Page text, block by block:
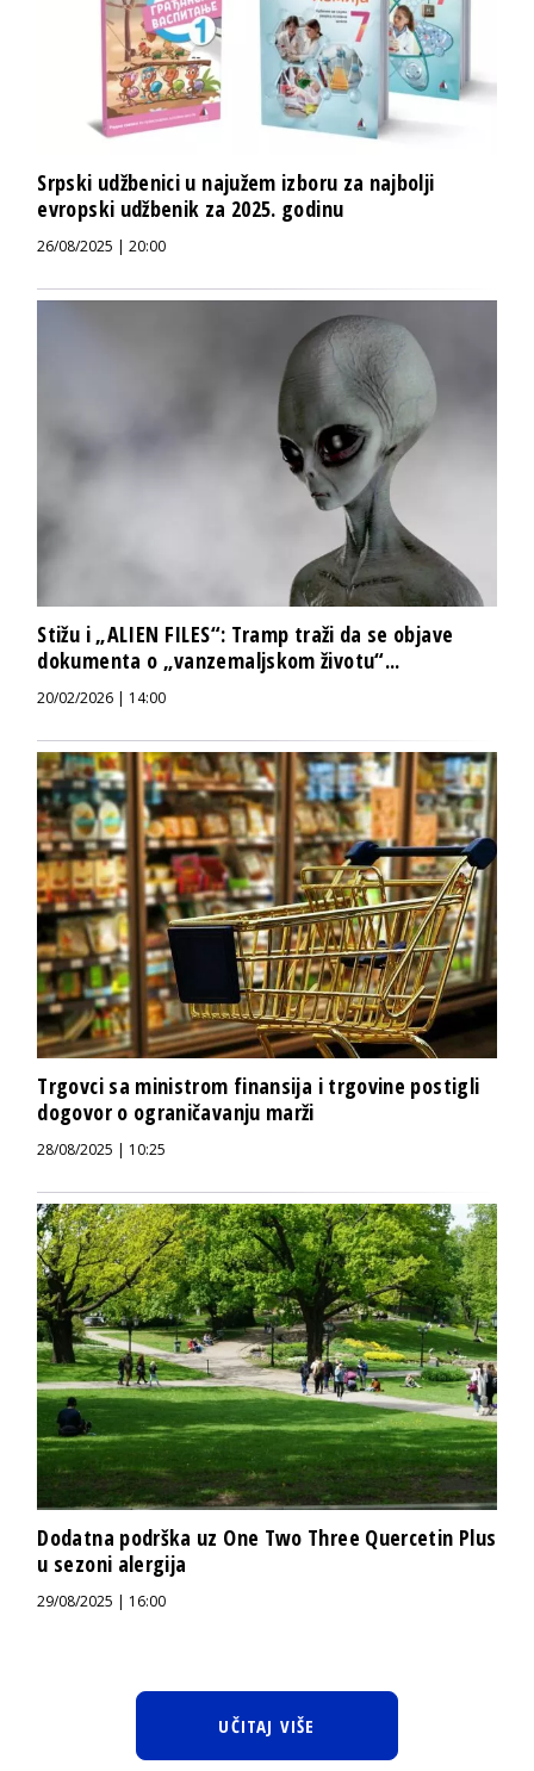
Srpski udžbenici u najužem izboru za najbolji
evropski udžbenik za 2025. godinu
26/08/2025 | 20:00
Stižu i „ALIEN FILES“: Tramp traži da se objave
dokumenta o „vanzemaljskom životu“...
20/02/2026 | 14:00
Trgovci sa ministrom finansija i trgovine postigli
dogovor o ograničavanju marži
28/08/2025 | 10:25
Dodatna podrška uz One Two Three Quercetin Plus
u sezoni alergija
29/08/2025 | 16:00
UČITAJ VIŠE